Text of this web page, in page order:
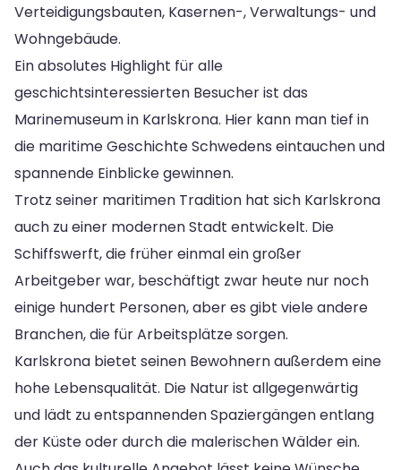
Verteidigungsbauten, Kasernen-, Verwaltungs- und
Wohngebäude.
Ein absolutes Highlight für alle
geschichtsinteressierten Besucher ist das
Marinemuseum in Karlskrona. Hier kann man tief in
die maritime Geschichte Schwedens eintauchen und
spannende Einblicke gewinnen.
Trotz seiner maritimen Tradition hat sich Karlskrona
auch zu einer modernen Stadt entwickelt. Die
Schiffswerft, die früher einmal ein großer
Arbeitgeber war, beschäftigt zwar heute nur noch
einige hundert Personen, aber es gibt viele andere
Branchen, die für Arbeitsplätze sorgen.
Karlskrona bietet seinen Bewohnern außerdem eine
hohe Lebensqualität. Die Natur ist allgegenwärtig
und lädt zu entspannenden Spaziergängen entlang
der Küste oder durch die malerischen Wälder ein.